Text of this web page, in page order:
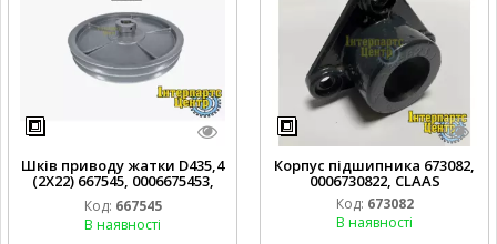
Шків приводу жатки D435,4
(2X22) 667545, 0006675453,
CLAAS
Код: 667545
В наявності
Корпус підшипника 673082,
0006730822, CLAAS
Код: 673082
В наявності